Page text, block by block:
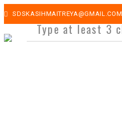
SDSKASIHMAITREYA@GMAIL.COM